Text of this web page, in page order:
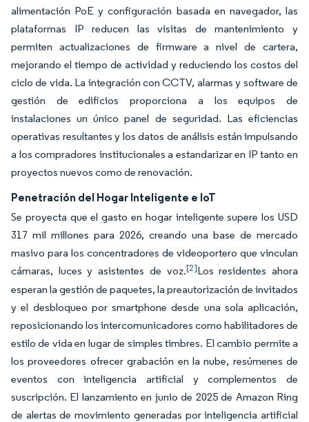
alimentación PoE y configuración basada en navegador, las
plataformas IP reducen las visitas de mantenimiento y
permiten actualizaciones de firmware a nivel de cartera,
mejorando el tiempo de actividad y reduciendo los costos del
ciclo de vida. La integración con CCTV, alarmas y software de
gestión de edificios proporciona a los equipos de
instalaciones un único panel de seguridad. Las eficiencias
operativas resultantes y los datos de análisis están impulsando
a los compradores institucionales a estandarizar en IP tanto en
proyectos nuevos como de renovación.
Penetración del Hogar Inteligente e IoT
Se proyecta que el gasto en hogar inteligente supere los USD
317 mil millones para 2026, creando una base de mercado
masivo para los concentradores de videoportero que vinculan
cámaras, luces y asistentes de voz.[2]Los residentes ahora
esperan la gestión de paquetes, la preautorización de invitados
y el desbloqueo por smartphone desde una sola aplicación,
reposicionando los intercomunicadores como habilitadores de
estilo de vida en lugar de simples timbres. El cambio permite a
los proveedores ofrecer grabación en la nube, resúmenes de
eventos con inteligencia artificial y complementos de
suscripción. El lanzamiento en junio de 2025 de Amazon Ring
de alertas de movimiento generadas por inteligencia artificial